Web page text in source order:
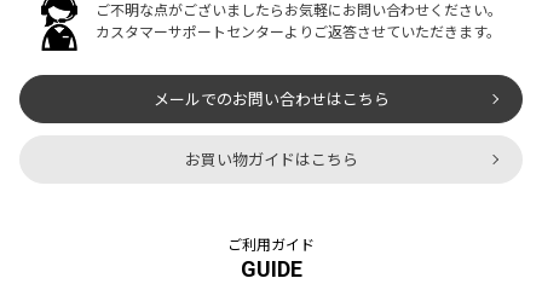
ご不明な点がございましたらお気軽にお問い合わせください。
カスタマーサポートセンターよりご返答させていただきます。
メールでのお問い合わせはこちら
お買い物ガイドはこちら
ご利用ガイド
GUIDE